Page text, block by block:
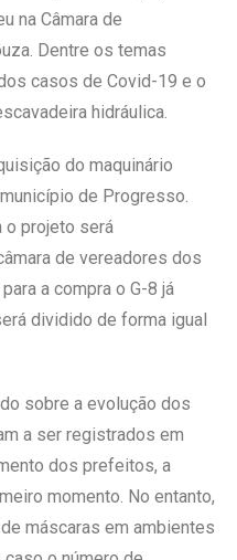
na Câmara de
Dentre os temas
casos de Covid-19 e o
hidráulica.
do maquinário
de Progresso.
o projeto será
de vereadores dos
a compra o G-8 já
dividido de forma igual
sobre a evolução dos
a ser registrados em
dos prefeitos, a
momento. No entanto,
máscaras em ambientes